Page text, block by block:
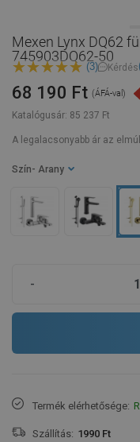
Mexen Lynx DQ62
745903DQ62-50
(3) Kérdés
Katalógusár: 85 237 Ft
68 190 Ft (ÁFÁ-val)
A legalacsonyabb ár az
Szín - Arany
-
Termék elérhetősége:
Szállítás: 1990 Ft